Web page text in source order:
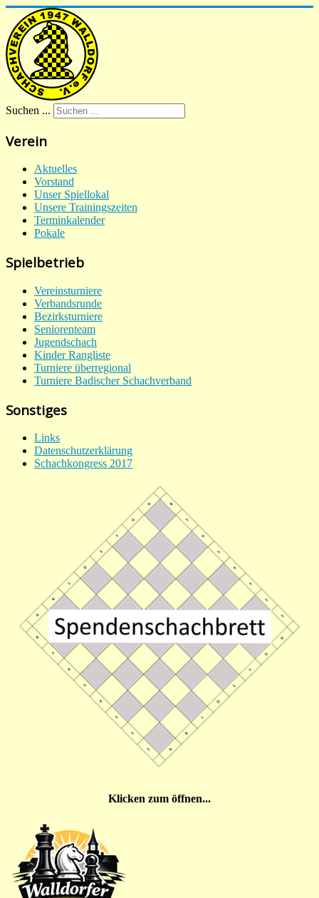
Suchen ...
Verein
Aktuelles
Vorstand
Unser Spiellokal
Unsere Trainingszeiten
Terminkalender
Pokale
Spielbetrieb
Vereinsturniere
Verbandsrunde
Bezirksturniere
Seniorenteam
Jugendschach
Kinder Rangliste
Turniere überregional
Turniere Badischer Schachverband
Sonstiges
Links
Datenschutzerklärung
Schachkongress 2017
Klicken zum öffnen...